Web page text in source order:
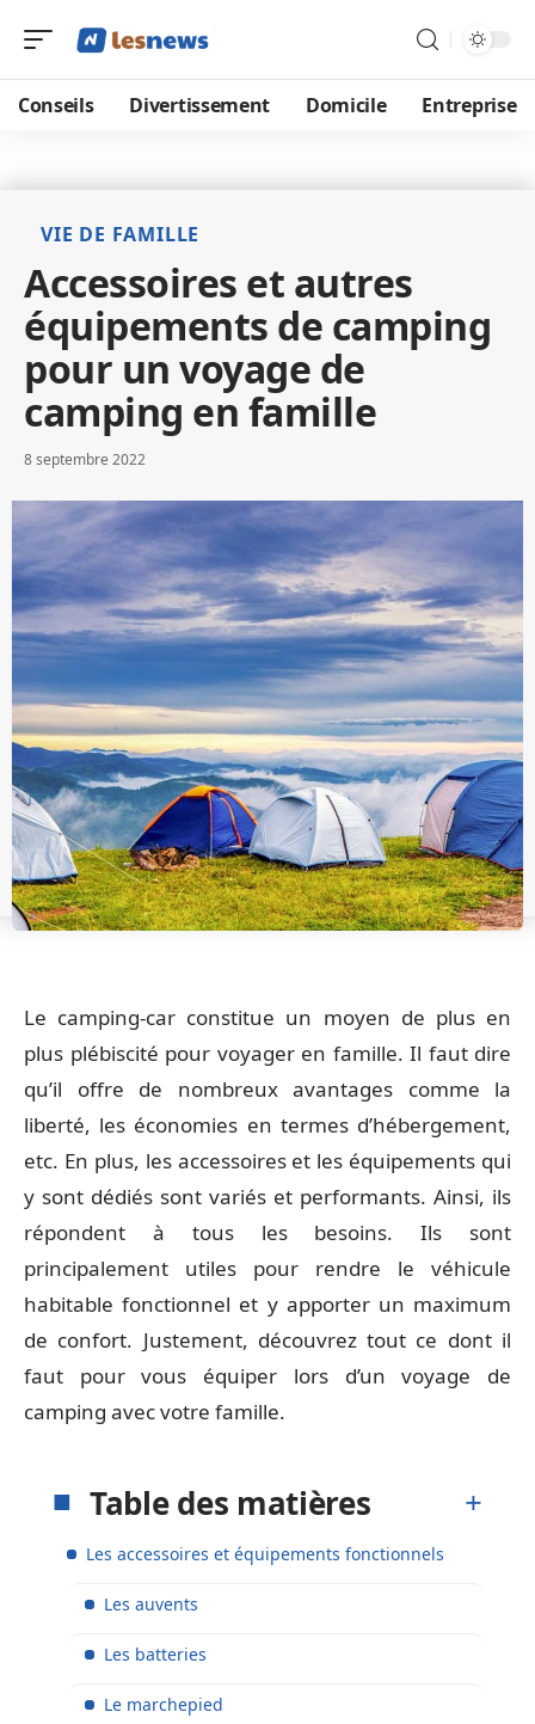
Conseils Divertissement Domicile Entreprise
VIE DE FAMILLE
Accessoires et autres
équipements de camping
pour un voyage de
camping en famille
8 septembre 2022
Le camping-car constitue un moyen de plus en
plus plébiscité pour voyager en famille. Il faut dire
qu’il offre de nombreux avantages comme la
liberté, les économies en termes d’hébergement,
etc. En plus, les accessoires et les équipements qui
y sont dédiés sont variés et performants. Ainsi, ils
répondent à tous les besoins. Ils sont
principalement utiles pour rendre le véhicule
habitable fonctionnel et y apporter un maximum
de confort. Justement, découvrez tout ce dont il
faut pour vous équiper lors d’un voyage de
camping avec votre famille.
Table des matières
Les accessoires et équipements fonctionnels
Les auvents
Les batteries
Le marchepied